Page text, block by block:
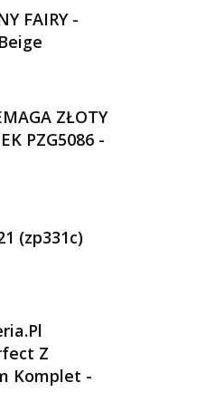
FAIRY -
ZŁOTY
PZG5086 -
(zp331c)
Z
Komplet -